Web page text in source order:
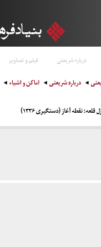
درباره شریعتی فیلم و تصاویر
درباره شریعتی اماکن و اشیاء
قلعه: نقطه آغاز (دستگیری ۱۳۳۶)